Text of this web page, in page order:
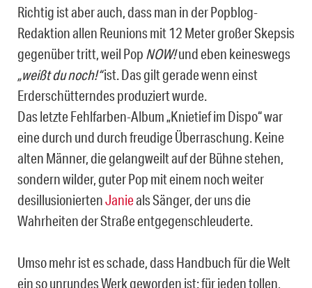
Richtig ist aber auch, dass man in der Popblog-
Redaktion allen Reunions mit 12 Meter großer Skepsis
gegenüber tritt, weil Pop NOW!und eben keineswegs
„weißt du noch!“ist. Das gilt gerade wenn einst
Erderschütterndes produziert wurde.
Das letzte Fehlfarben-Album „Knietief im Dispo“ war
eine durch und durch freudige Überraschung. Keine
alten Männer, die gelangweilt auf der Bühne stehen,
sondern wilder, guter Pop mit einem noch weiter
desillusioniertenJanieals Sänger, der uns die
Wahrheiten der Straße entgegenschleuderte.
Umso mehr ist es schade, dass Handbuch für die Welt
ein so unrundes Werk geworden ist: für jeden tollen,